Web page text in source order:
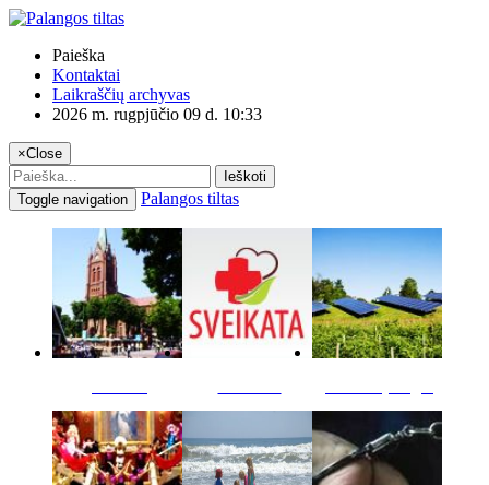
Paieška
Kontaktai
Laikraščių archyvas
2026 m. rugpjūčio 09 d. 10:33
×Close
Ieškoti
Toggle navigation
Palangos tiltas